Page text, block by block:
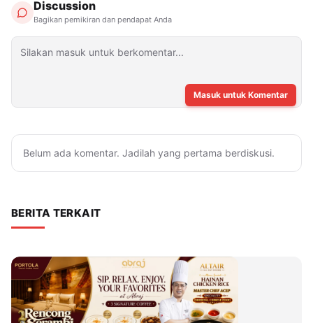
Discussion
Bagikan pemikiran dan pendapat Anda
Masuk untuk Komentar
Belum ada komentar. Jadilah yang pertama berdiskusi.
BERITA TERKAIT